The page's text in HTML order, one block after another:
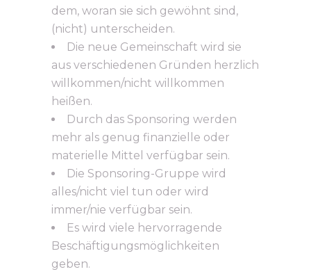
dem, woran sie sich gewöhnt sind,
(nicht) unterscheiden.
Die neue Gemeinschaft wird sie
aus verschiedenen Gründen herzlich
willkommen/nicht willkommen
heißen.
Durch das Sponsoring werden
mehr als genug finanzielle oder
materielle Mittel verfügbar sein.
Die Sponsoring-Gruppe wird
alles/nicht viel tun oder wird
immer/nie verfügbar sein.
Es wird viele hervorragende
Beschäftigungsmöglichkeiten
geben.